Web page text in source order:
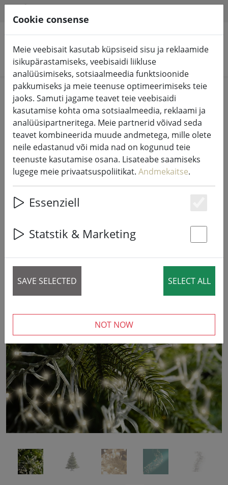
Otsi tooteid
Home
Muinasjututuled ja valgustus
Valgustatud kaunistus
Kaemingk Lumineo klastri
haldjatuled 1512 LED soe valge
väljas 14 m läbipaistev
14% DISCOUNT
Cookie consense
Meie veebisait kasutab küpsiseid sisu ja reklaamide
isikupärastamiseks, veebisaidi liikluse
analüüsimiseks, sotsiaalmeedia funktsioonide
pakkumiseks ja meie teenuse optimeerimiseks teie
jaoks. Samuti jagame teavet teie veebisaidi
kasutamise kohta oma sotsiaalmeedia, reklaami ja
analüüsipartneritega. Meie partnerid võivad seda
teavet kombineerida muude andmetega, mille olete
neile edastanud või mida nad on kogunud teie
teenuste kasutamise osana. Lisateabe saamiseks
lugege meie privaatsuspoliitikat. Andmekaitse.
Essenziell
Statstik & Marketing
SAVE SELECTED SELECT ALL
NOT NOW